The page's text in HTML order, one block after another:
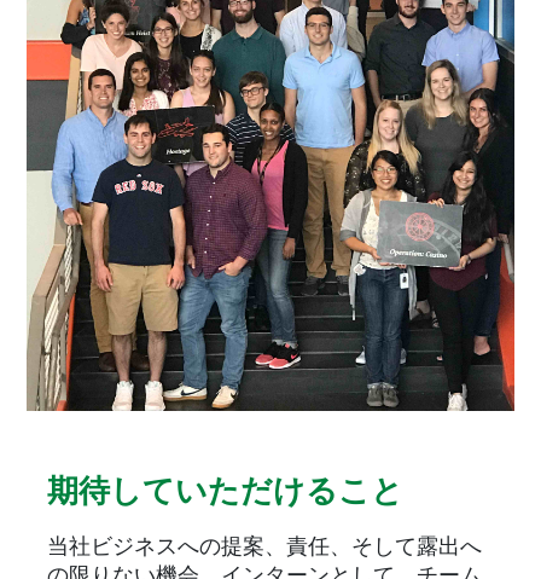
期待していただけること
当社ビジネスへの提案、責任、そして露出へ